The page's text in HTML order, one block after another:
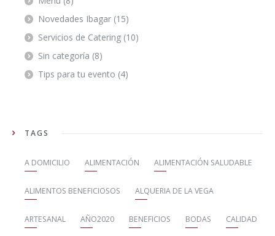
Novedades Ibagar (15)
Servicios de Catering (10)
Sin categoría (8)
Tips para tu evento (4)
TAGS
A DOMICILIO ALIMENTACIÓN ALIMENTACIÓN SALUDABLE
ALIMENTOS BENEFICIOSOS ALQUERIA DE LA VEGA
ARTESANAL AÑO2020 BENEFICIOS BODAS CALIDAD